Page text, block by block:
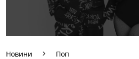
Новини Поп